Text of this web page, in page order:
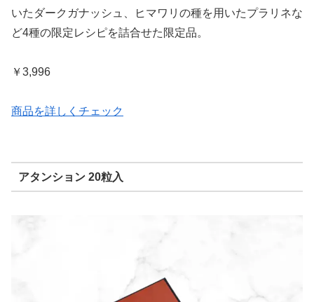
いたダークガナッシュ、ヒマワリの種を用いたプラリネな
ど4種の限定レシピを詰合せた限定品。
￥3,996
商品を詳しくチェック
アタンション 20粒入